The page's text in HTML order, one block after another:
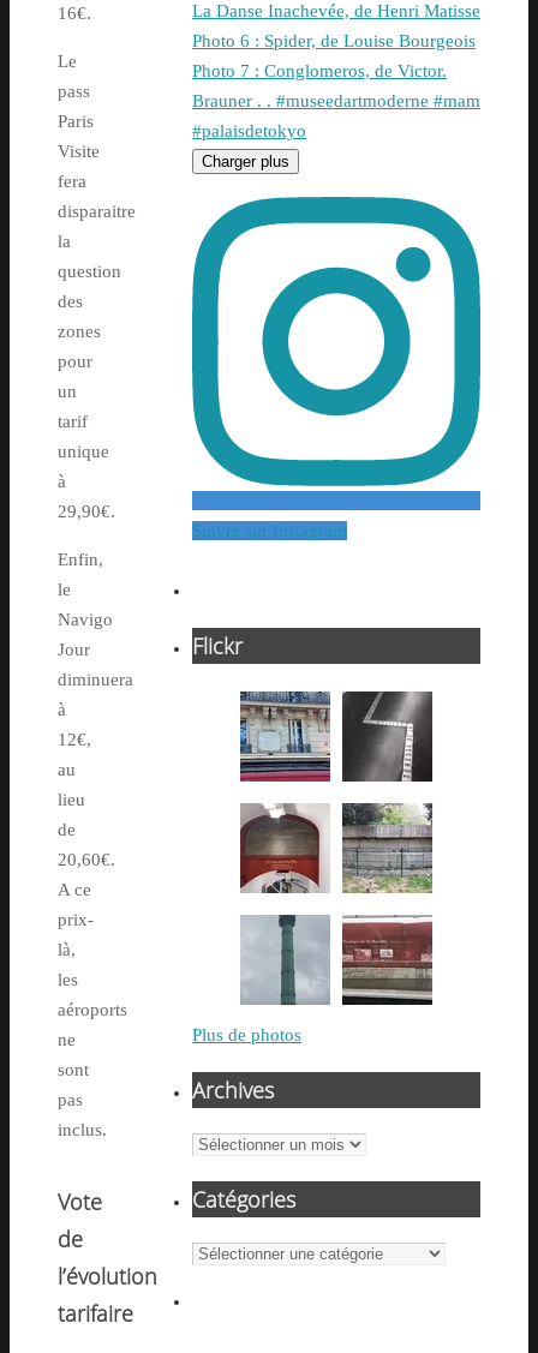
16€.
Le
pass
Paris
Visite
fera
disparaitre
la
question
des
zones
pour
un
tarif
unique
à
29,90€.
Enfin,
le
Navigo
Jour
diminuera
à
12€,
au
lieu
de
20,60€.
A ce
prix-
là,
les
aéroports
ne
sont
pas
inclus.
Vote
de
l’évolution
tarifaire
Charger plus
Suivre sur Instagram
Flickr
Plus de photos
Archives
Archives
Catégories
Catégories